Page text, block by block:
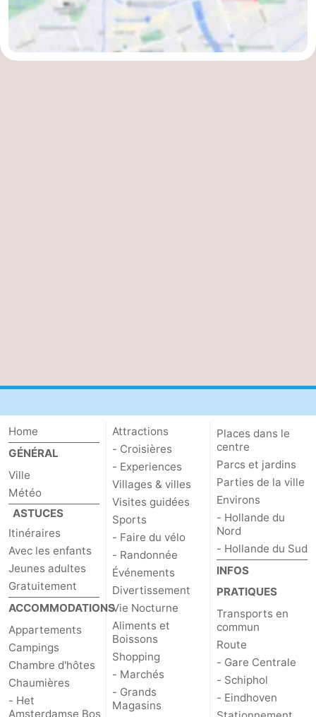
Home
GÉNÉRAL
Ville
Météo
ASTUCES
Itinéraires
Avec les enfants
Jeunes adultes
Gratuitement
ACCOMMODATIONS
Appartements
Campings
Chambre d'hôtes
Chaumières
- Het
Amsterdamse Bos
Attractions
- Croisières
- Experiences
Villages & villes
Visites guidées
Sports
- Faire du vélo
- Randonnée
Événements
Divertissement
Vie Nocturne
Aliments et
Boissons
Shopping
- Marchés
- Grands
Magasins
Places dans le
centre
Parcs et jardins
Parties de la ville
Environs
- Hollande du
Nord
- Hollande du Sud
INFOS
PRATIQUES
Transports en
commun
Route
- Gare Centrale
- Schiphol
- Eindhoven